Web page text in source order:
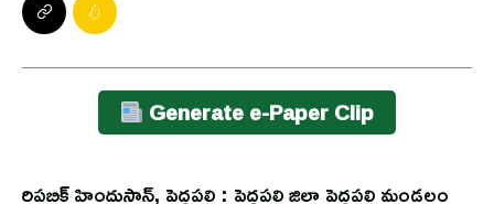
Generate e-Paper Clip
రిపబ్లిక్ హిందుస్థాన్, పెద్దపల్లి : పెద్దపల్లి జిల్లా పెద్దపల్లి మండలం